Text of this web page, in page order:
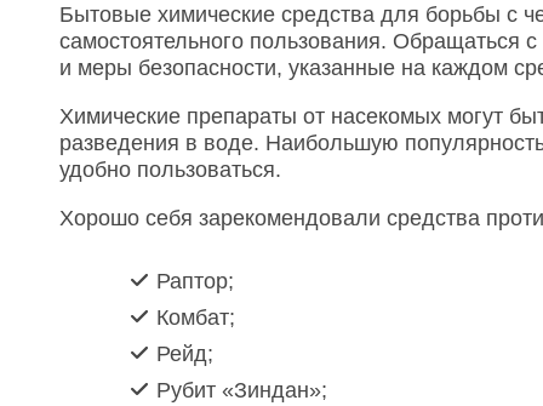
Бытовые химические средства для борьбы с
самостоятельного пользования. Обращаться
и меры безопасности, указанные на каждом
Химические препараты от насекомых могут
разведения в воде. Наибольшую
удобно пользоваться.
Хорошо себя зарекомендовали средства
Раптор;
Комбат;
Рейд;
Рубит «Зиндан»;